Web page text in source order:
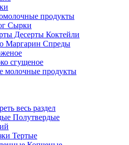
продукты
Сырки
Десерты Коктейли
Маргарин Спреды
сгущеное
молочные продукты
весь раздел
Полутвердые
Тертые